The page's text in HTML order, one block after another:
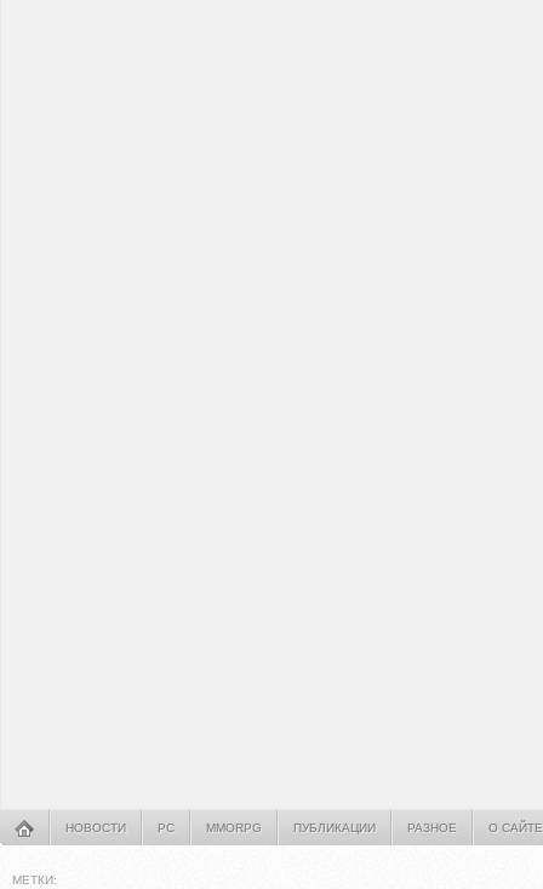
НОВОСТИ PC MMORPG ПУБЛИКАЦИИ РАЗНОЕ О САЙТЕ
МЕТКИ: